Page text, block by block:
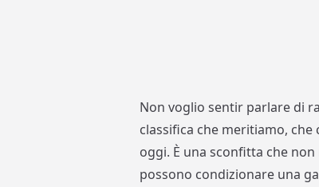
Non voglio sentir parlare di
classifica che meritiamo,
oggi. È una sconfitta che
possono condizionare una